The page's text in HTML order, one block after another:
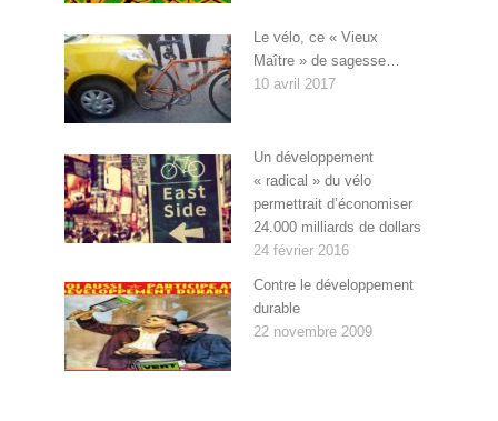
Le vélo, ce « Vieux
Maître » de sagesse…
10 avril 2017
Un développement
« radical » du vélo
permettrait d’économiser
24.000 milliards de dollars
24 février 2016
Contre le développement
durable
22 novembre 2009